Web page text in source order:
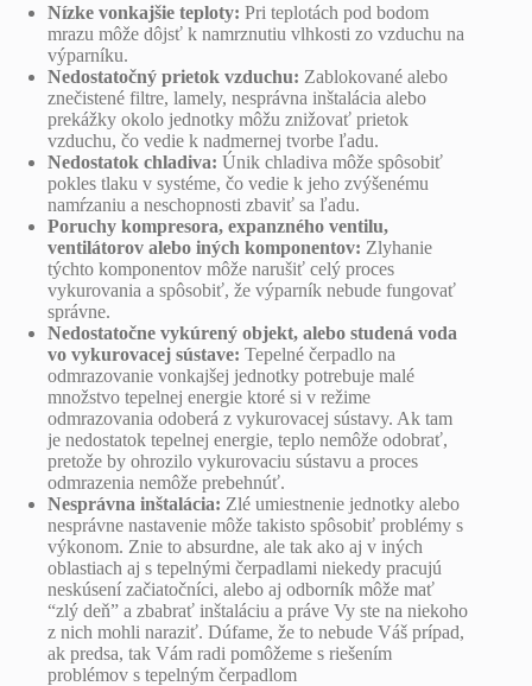
Nízke vonkajšie teploty: Pri teplotách pod bodom
mrazu môže dôjsť k namrznutiu vlhkosti zo vzduchu na
výparníku.
Nedostatočný prietok vzduchu: Zablokované alebo
znečistené filtre, lamely, nesprávna inštalácia alebo
prekážky okolo jednotky môžu znižovať prietok
vzduchu, čo vedie k nadmernej tvorbe ľadu.
Nedostatok chladiva: Únik chladiva môže spôsobiť
pokles tlaku v systéme, čo vedie k jeho zvýšenému
namŕzaniu a neschopnosti zbaviť sa ľadu.
Poruchy kompresora, expanzného ventilu,
ventilátorov alebo iných komponentov: Zlyhanie
týchto komponentov môže narušiť celý proces
vykurovania a spôsobiť, že výparník nebude fungovať
správne.
Nedostatočne vykúrený objekt, alebo studená voda
vo vykurovacej sústave: Tepelné čerpadlo na
odmrazovanie vonkajšej jednotky potrebuje malé
množstvo tepelnej energie ktoré si v režime
odmrazovania odoberá z vykurovacej sústavy. Ak tam
je nedostatok tepelnej energie, teplo nemôže odobrať,
pretože by ohrozilo vykurovaciu sústavu a proces
odmrazenia nemôže prebehnúť.
Nesprávna inštalácia: Zlé umiestnenie jednotky alebo
nesprávne nastavenie môže takisto spôsobiť problémy s
výkonom. Znie to absurdne, ale tak ako aj v iných
oblastiach aj s tepelnými čerpadlami niekedy pracujú
neskúsení začiatočníci, alebo aj odborník môže mať
“zlý deň” a zbabrať inštaláciu a práve Vy ste na niekoho
z nich mohli naraziť. Dúfame, že to nebude Váš prípad,
ak predsa, tak Vám radi pomôžeme s riešením
problémov s tepelným čerpadlom